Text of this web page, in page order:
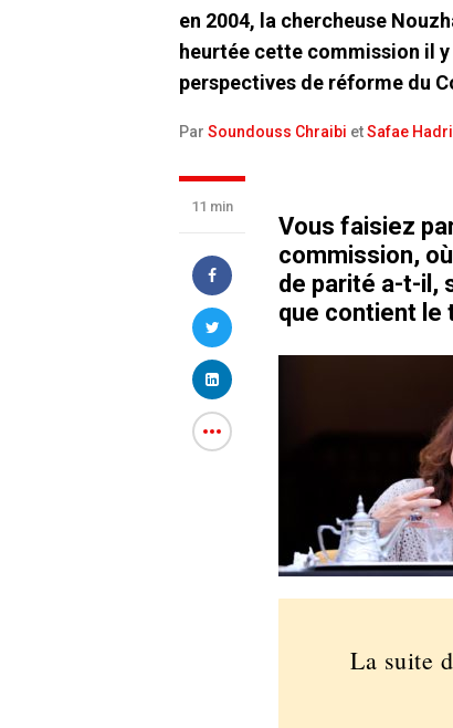
en 2004, la chercheuse
heurtée cette commission il
perspectives de réforme du
Par Soundouss Chraibi etSafae Hadri
11 min
Vous faisiez
commission,
de parité a-t-il,
que contient le
La suite